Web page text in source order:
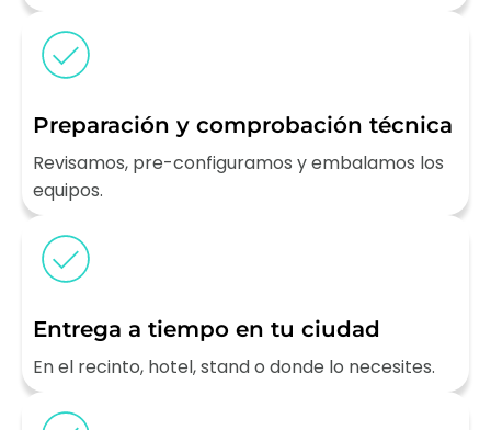
Preparación y comprobación técnica
Revisamos, pre-configuramos y embalamos los
equipos.
Entrega a tiempo en tu ciudad
En el recinto, hotel, stand o donde lo necesites.